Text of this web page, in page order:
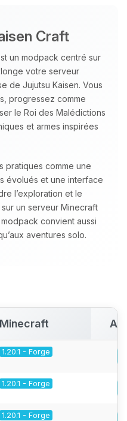
Craft
un modpack centré sur
votre serveur
de Jujutsu Kaisen. Vous
progressez comme
le Roi des Malédictions
et armes inspirées
pratiques comme une
évolués et une interface
l’exploration et le
un serveur Minecraft
modpack convient aussi
aventures solo.
Minecraft
1.20.1 - Forge
1.20.1 - Forge
1.20.1 - Forge
Dis-moi ce dont
remuer mes